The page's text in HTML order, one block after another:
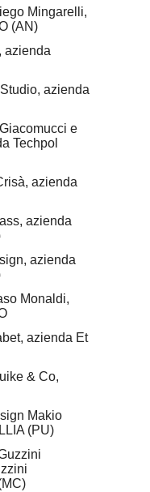
Mingarelli,
(AN)
azienda
azienda
e
Techpol
azienda
azienda
azienda
Monaldi,
azienda Et
& Co,
Makio
(PU)